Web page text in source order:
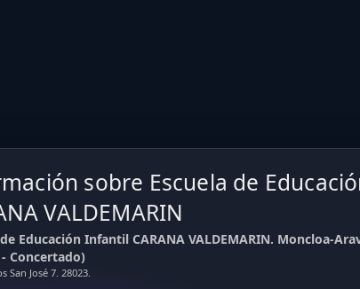
sobre Escuela de
VALDEMARIN
Educación Infantil CARANA VALDEMARIN. Moncloa-
Concertado)
San José 7. 28023.